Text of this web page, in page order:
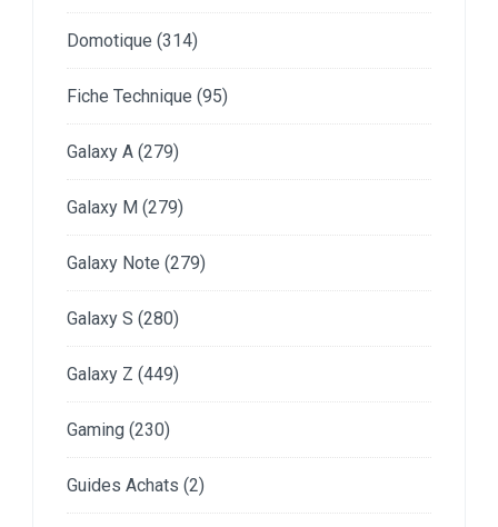
Domotique (314)
Fiche Technique (95)
Galaxy A (279)
Galaxy M (279)
Galaxy Note (279)
Galaxy S (280)
Galaxy Z (449)
Gaming (230)
Guides Achats (2)